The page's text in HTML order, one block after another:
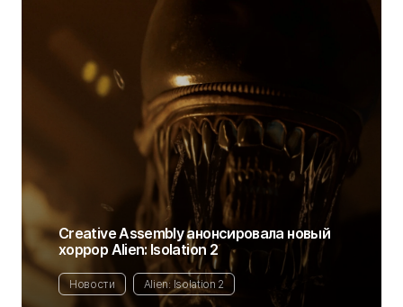
Creative Assembly анонсировала новый
хоррор Alien: Isolation 2
Новости Alien: Isolation 2